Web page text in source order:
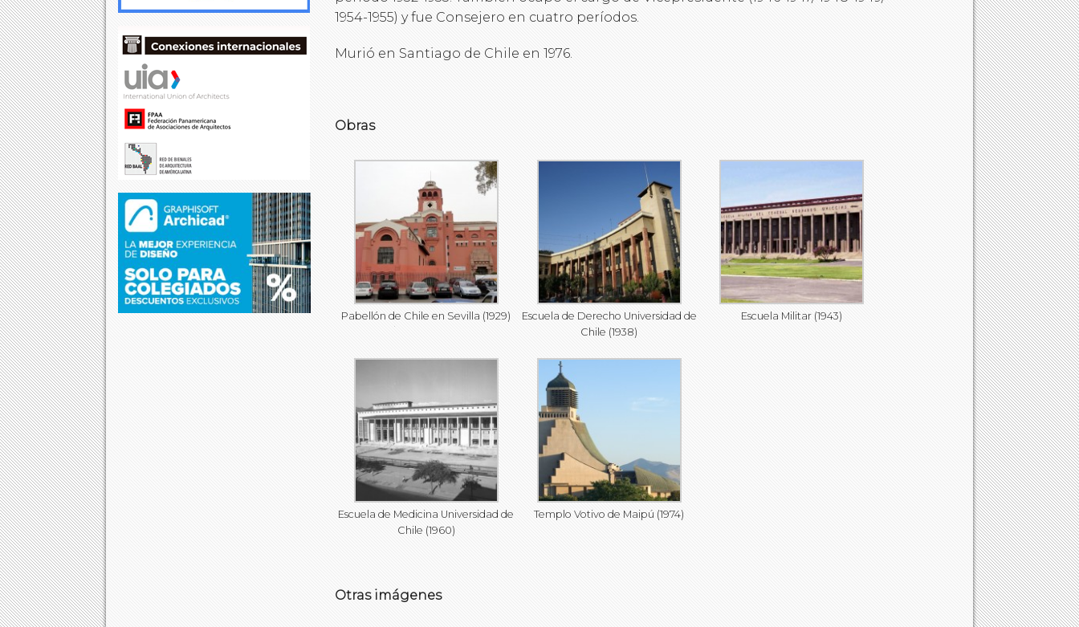
1954-1955) y fue Consejero en cuatro períodos.
Murió en Santiago de Chile en 1976.
Obras
Pabellón de Chile en Sevilla (1929)
Escuela de Derecho Universidad de
Chile (1938)
Escuela Militar (1943)
Escuela de Medicina Universidad de
Chile (1960)
Templo Votivo de Maipú (1974)
Otras imágenes